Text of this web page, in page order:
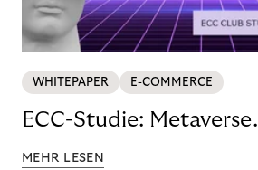
WHITEPAPER E-COMMERCE
ECC-Studie: Metaverse.
MEHR LESEN